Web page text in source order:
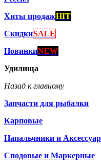
Хиты продажHIT
СкидкиSALE
НовинкиNEW
Удилища
Назад к главному
Запчасти для рыбалки
Карповые
Напальчники и
Сподовые и Маркерные